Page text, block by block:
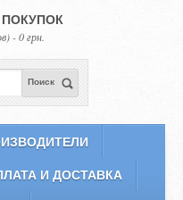
- 0 грн.
Поиск
И ДОСТАВКА